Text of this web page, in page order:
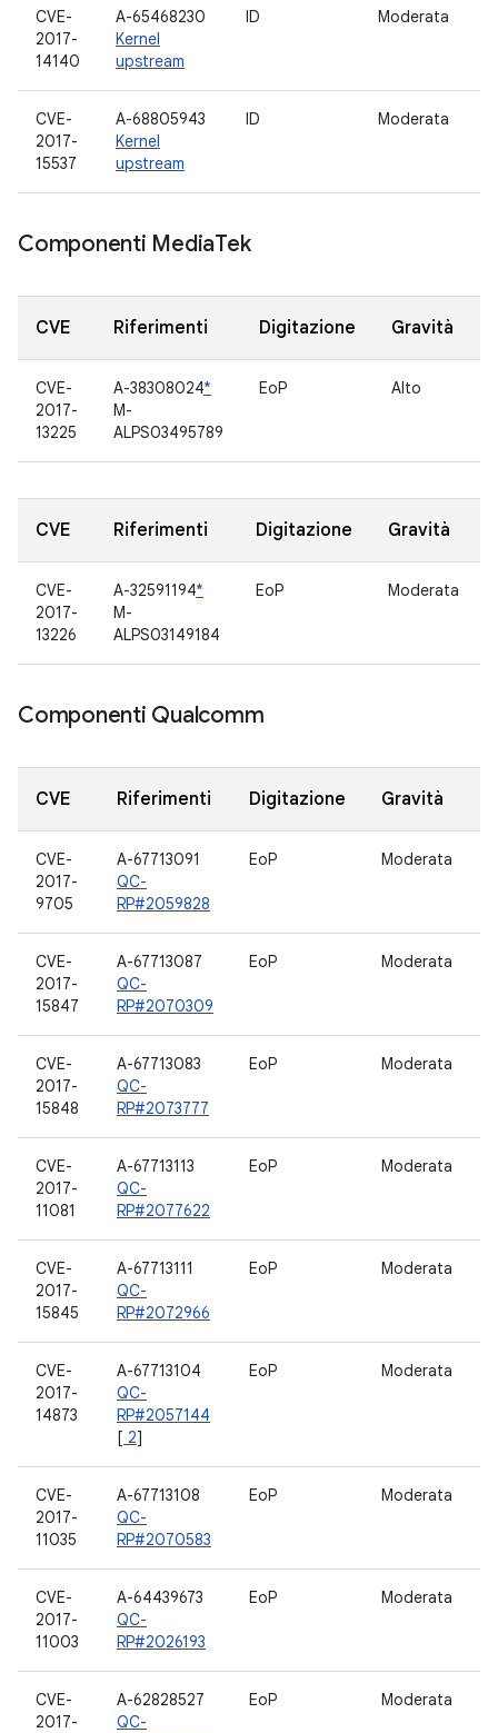
CVE-
2017-
14140
A-65468230
Kernel
upstream
ID Moderata
CVE-
2017-
15537
A-68805943
Kernel
upstream
ID Moderata
Componenti MediaTek
CVE Riferimenti Digitazione Gravità
CVE-
2017-
13225
A-38308024*
M-
ALPS03495789
EoP Alto
CVE Riferimenti Digitazione Gravità
CVE-
2017-
13226
A-32591194*
M-
ALPS03149184
EoP Moderata
Componenti Qualcomm
CVE Riferimenti Digitazione Gravità
CVE-
2017-
9705
A-67713091
QC-
RP#2059828
EoP Moderata
CVE-
2017-
15847
A-67713087
QC-
RP#2070309
EoP Moderata
CVE-
2017-
15848
A-67713083
QC-
RP#2073777
EoP Moderata
CVE-
2017-
11081
A-67713113
QC-
RP#2077622
EoP Moderata
CVE-
2017-
15845
A-67713111
QC-
RP#2072966
EoP Moderata
CVE-
2017-
14873
A-67713104
QC-
RP#2057144
[ 2]
EoP Moderata
CVE-
2017-
11035
A-67713108
QC-
RP#2070583
EoP Moderata
CVE-
2017-
11003
A-64439673
QC-
RP#2026193
EoP Moderata
CVE-
2017-
A-62828527
QC-
EoP Moderata